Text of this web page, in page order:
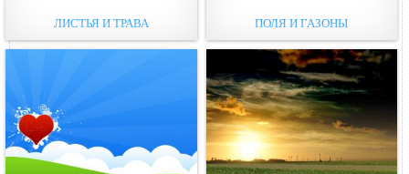
ЛИСТЬЯ И ТРАВА ПОЛЯ И ГАЗОНЫ